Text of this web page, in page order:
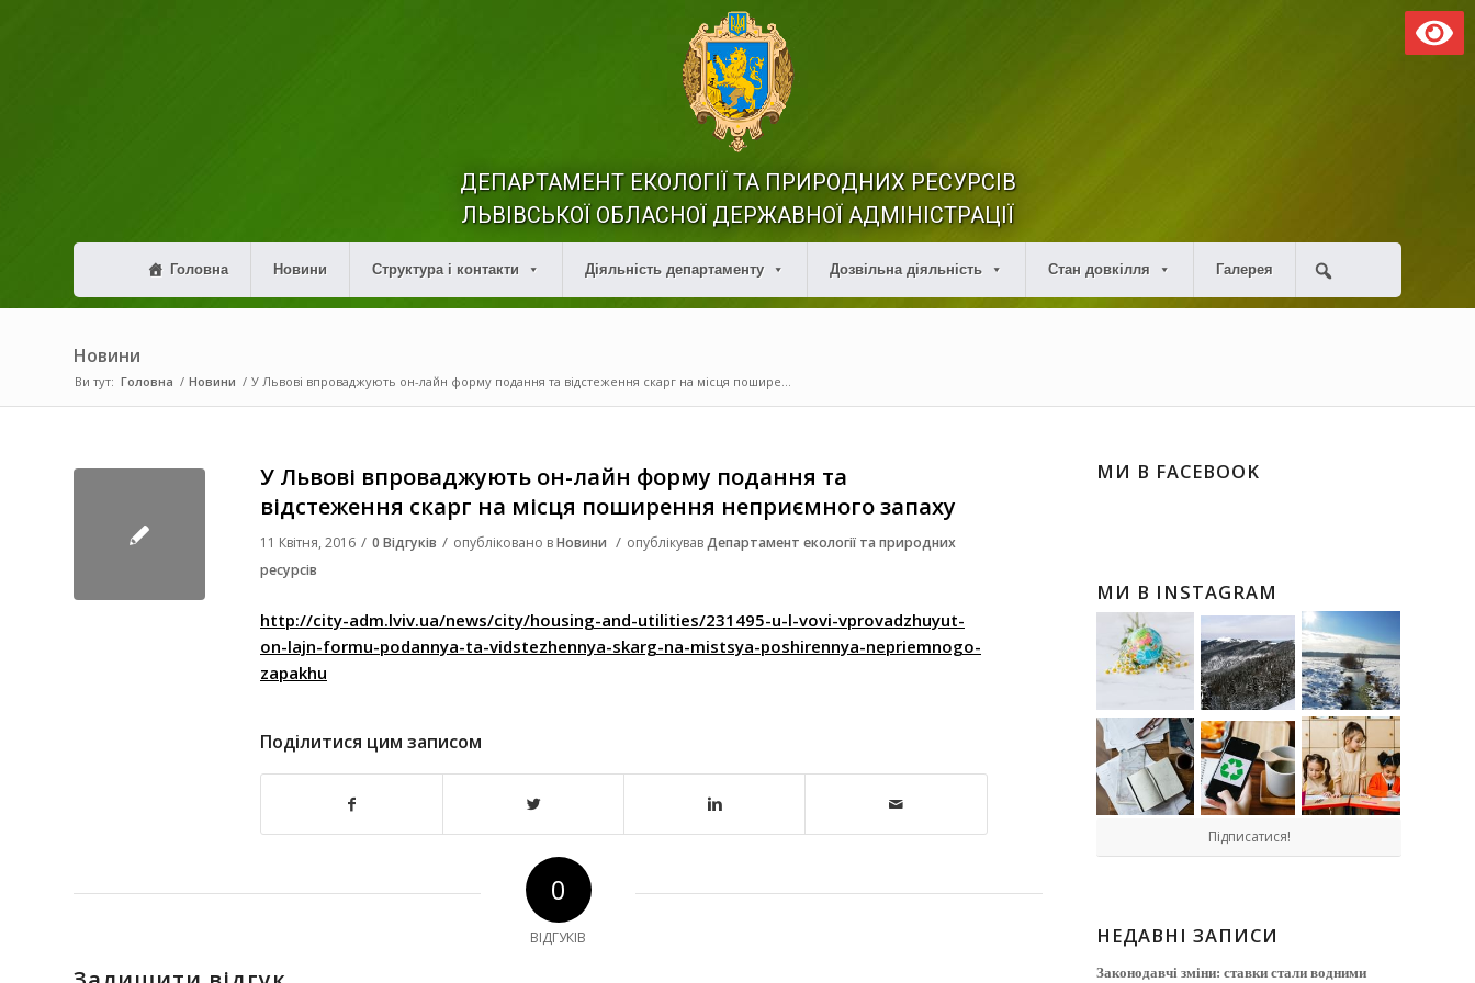
ДЕПАРТАМЕНТ ЕКОЛОГІЇ ТА ПРИРОДНИХ РЕСУРСІВ
ЛЬВІВСЬКОЇ ОБЛАСНОЇ ДЕРЖАВНОЇ АДМІНІСТРАЦІЇ
Головна Новини Структура і контакти Діяльність департаменту Дозвільна діяльність Стан довкілля Галерея
Новини
Ви тут: Головна / Новини / У Львові впроваджують он-лайн форму подання та відстеження скарг на місця пошире...
У Львові впроваджують он-лайн форму подання та
відстеження скарг на місця поширення неприємного запаху
11 Квітня, 2016 / 0 Відгуків / опубліковано вНовини / опублікувавДепартамент екології та природних
ресурсів
http://city-adm.lviv.ua/news/city/housing-and-utilities/231495-u-l-vovi-vprovadzhuyut-
on-lajn-formu-podannya-ta-vidstezhennya-skarg-na-mistsya-poshirennya-nepriemnogo-
zapakhu
Поділитися цим записом
0
ВІДГУКІВ
МИ В FACEBOOK
МИ В INSTAGRAM
Підписатися!
НЕДАВНІ ЗАПИСИ
Законодавчі зміни: ставки стали водними